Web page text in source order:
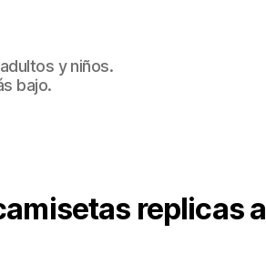
y niños.
bajo.
replicas